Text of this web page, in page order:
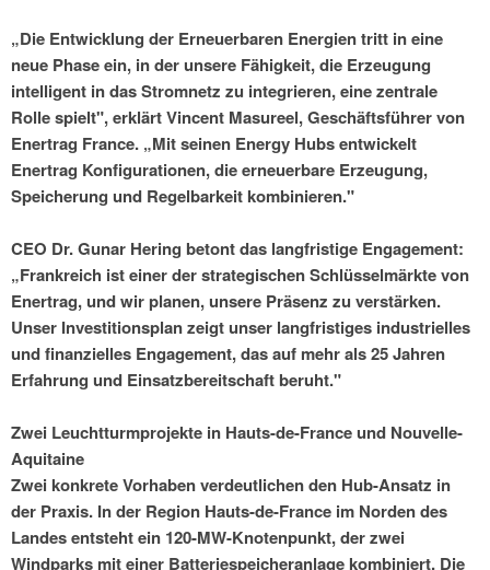
„Die Entwicklung der Erneuerbaren Energien tritt in eine
neue Phase ein, in der unsere Fähigkeit, die Erzeugung
intelligent in das Stromnetz zu integrieren, eine zentrale
Rolle spielt", erklärt Vincent Masureel, Geschäftsführer von
Enertrag France. „Mit seinen Energy Hubs entwickelt
Enertrag Konfigurationen, die erneuerbare Erzeugung,
Speicherung und Regelbarkeit kombinieren."
CEO Dr. Gunar Hering betont das langfristige Engagement:
„Frankreich ist einer der strategischen Schlüsselmärkte von
Enertrag, und wir planen, unsere Präsenz zu verstärken.
Unser Investitionsplan zeigt unser langfristiges industrielles
und finanzielles Engagement, das auf mehr als 25 Jahren
Erfahrung und Einsatzbereitschaft beruht."
Zwei Leuchtturmprojekte in Hauts-de-France und Nouvelle-
Aquitaine
Zwei konkrete Vorhaben verdeutlichen den Hub-Ansatz in
der Praxis. In der Region Hauts-de-France im Norden des
Landes entsteht ein 120-MW-Knotenpunkt, der zwei
Windparks mit einer Batteriespeicheranlage kombiniert. Die